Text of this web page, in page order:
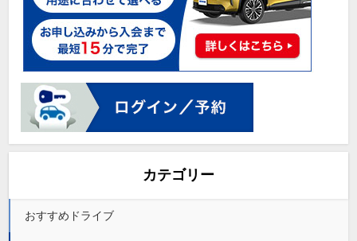
カテゴリー
おすすめドライブ